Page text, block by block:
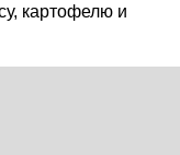
картофелю и